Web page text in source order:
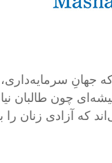
جهانِ
چون طالبان
که آزادی زنان